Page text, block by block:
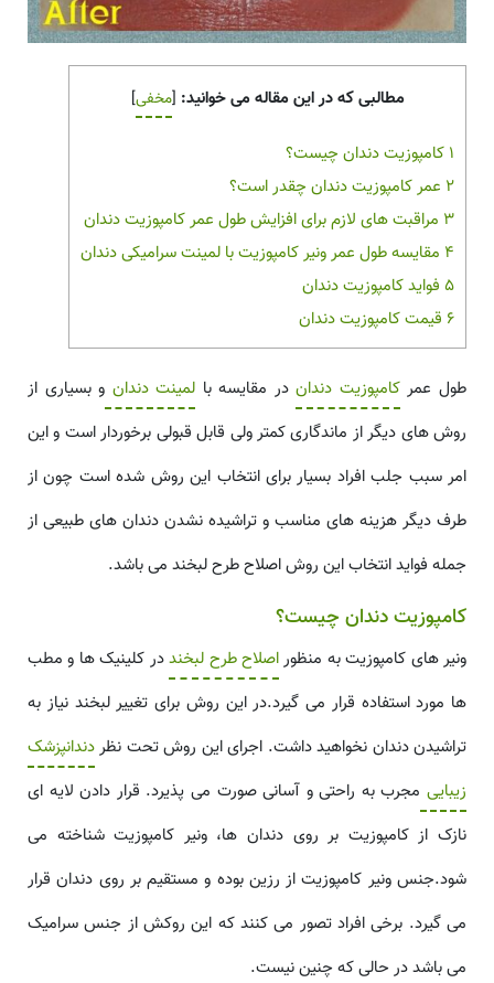
مطالبی که در این مقاله می خوانید: [مخفی]
1 کامپوزیت دندان چیست؟
2 عمر کامپوزیت دندان چقدر است؟
3 مراقبت های لازم برای افزایش طول عمر کامپوزیت دندان
4 مقایسه طول عمر ونیر کامپوزیت با لمینت سرامیکی دندان
5 فواید کامپوزیت دندان
6 قیمت کامپوزیت دندان
طول عمرکامپوزیت دنداندر مقایسه با لمینت دندان و بسیاری از
روش های دیگر از ماندگاری کمتر ولی قابل قبولی برخوردار است و این
امر سبب جلب افراد بسیار برای انتخاب این روش شده است چون از
طرف دیگر هزینه های مناسب و تراشیده نشدن دندان های طبیعی از
جمله فواید انتخاب این روش اصلاح طرح لبخند می باشد.
کامپوزیت دندانچیست؟
ونیر های کامپوزیت به منظوراصلاح طرح لبخنددر کلینیک ها و مطب
ها مورد استفاده قرار می گیرد.در این روش برای تغییر لبخند نیاز به
تراشیدن دندان نخواهید داشت. اجرای این روش تحت نظردندانپزشک
زیبایی مجرب به راحتی و آسانی صورت می پذیرد. قرار دادن لایه ای
نازک از کامپوزیت بر روی دندان ها، ونیر کامپوزیت شناخته می
شود.جنس ونیر کامپوزیت از رزین بوده و مستقیم بر روی دندان قرار
می گیرد. برخی افراد تصور می کنند که این روکش از جنس سرامیک
می باشد در حالی که چنین نیست.